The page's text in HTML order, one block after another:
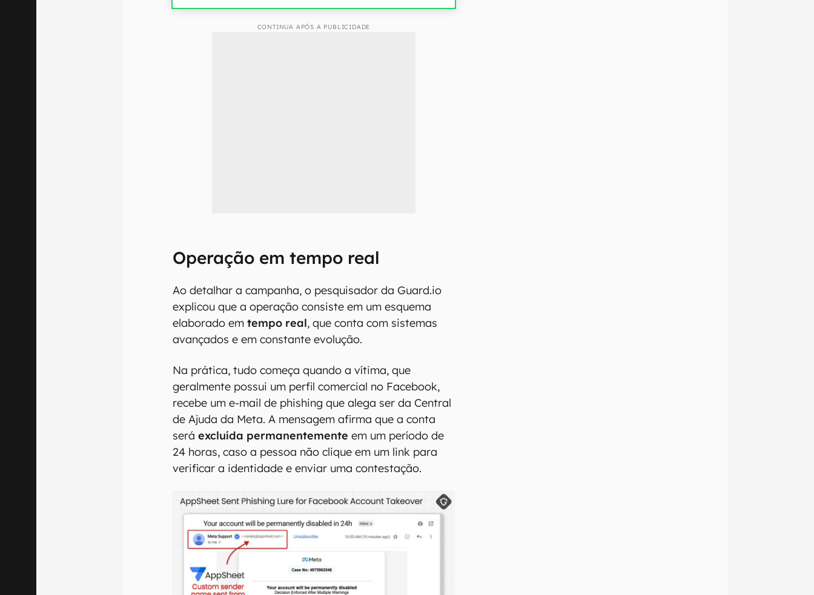
CONTINUA APÓS A PUBLICIDADE
Operação em tempo real
Ao detalhar a campanha, o pesquisador da Guard.io
explicou que a operação consiste em um esquema
elaborado emtempo real, que conta com sistemas
avançados e em constante evolução.
Na prática, tudo começa quando a vítima, que
geralmente possui um perfil comercial no Facebook,
recebe um e-mail de phishing que alega ser da Central
de Ajuda da Meta. A mensagem afirma que a conta
seráexcluída permanentemente em um período de
24 horas, caso a pessoa não clique em um link para
verificar a identidade e enviar uma contestação.